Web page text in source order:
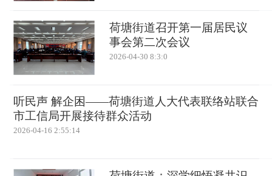
荷塘街道召开第一届居民议
事会第二次会议
2026-04-30 8:3:0
听民声 解企困——荷塘街道人大代表联络站联合
市工信局开展接待群众活动
2026-04-16 2:55:14